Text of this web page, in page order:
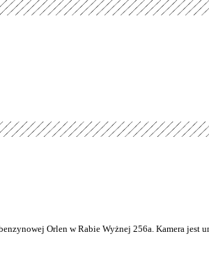
Orlen w Rabie Wyżnej 256a. Kamera jest